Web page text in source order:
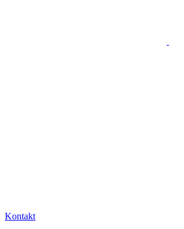
Kontakt